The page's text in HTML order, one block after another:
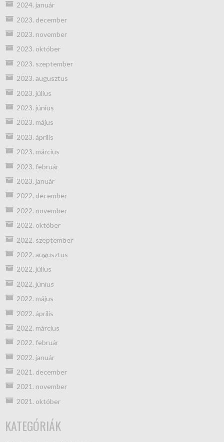
2024. január
2023. december
2023. november
2023. október
2023. szeptember
2023. augusztus
2023. július
2023. június
2023. május
2023. április
2023. március
2023. február
2023. január
2022. december
2022. november
2022. október
2022. szeptember
2022. augusztus
2022. július
2022. június
2022. május
2022. április
2022. március
2022. február
2022. január
2021. december
2021. november
2021. október
KATEGÓRIÁK